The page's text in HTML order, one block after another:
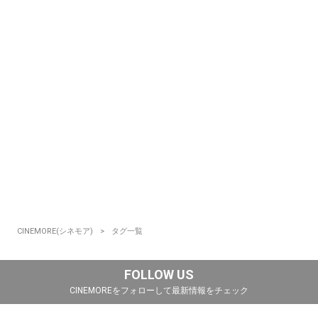
CINEMORE(シネモア) タグ一覧
FOLLOW US
CINEMOREをフォローして最新情報をチェック